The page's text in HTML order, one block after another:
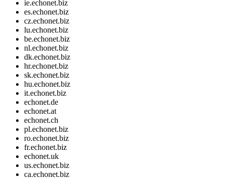
ie.echonet.biz
es.echonet.biz
cz.echonet.biz
lu.echonet.biz
be.echonet.biz
nl.echonet.biz
dk.echonet.biz
hr.echonet.biz
sk.echonet.biz
hu.echonet.biz
it.echonet.biz
echonet.de
echonet.at
echonet.ch
pl.echonet.biz
ro.echonet.biz
fr.echonet.biz
echonet.uk
us.echonet.biz
ca.echonet.biz